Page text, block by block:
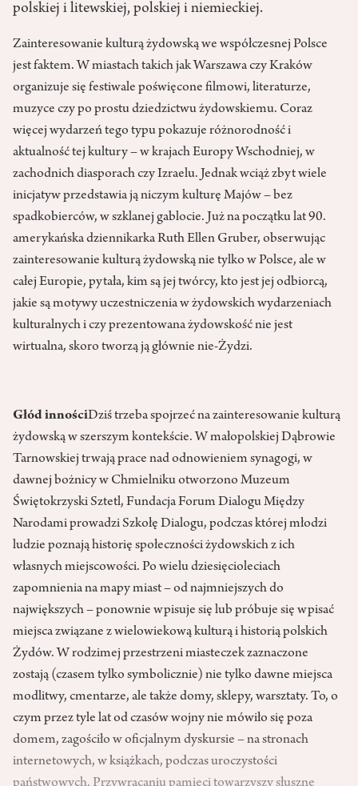
polskiej i litewskiej, polskiej i niemieckiej.
Zainteresowanie kulturą żydowską we współczesnej Polsce
jest faktem. W miastach takich jak Warszawa czy Kraków
organizuje się festiwale poświęcone filmowi, literaturze,
muzyce czy po prostu dziedzictwu żydowskiemu. Coraz
więcej wydarzeń tego typu pokazuje różnorodność i
aktualność tej kultury – w krajach Europy Wschodniej, w
zachodnich diasporach czy Izraelu. Jednak wciąż zbyt wiele
inicjatyw przedstawia ją niczym kulturę Majów – bez
spadkobierców, w szklanej gablocie. Już na początku lat 90.
amerykańska dziennikarka Ruth Ellen Gruber, obserwując
zainteresowanie kulturą żydowską nie tylko w Polsce, ale w
całej Europie, pytała, kim są jej twórcy, kto jest jej odbiorcą,
jakie są motywy uczestniczenia w żydowskich wydarzeniach
kulturalnych i czy prezentowana żydowskość nie jest
wirtualna, skoro tworzą ją głównie nie-Żydzi.
Głód innościDziś trzeba spojrzeć na zainteresowanie kulturą
żydowską w szerszym kontekście. W małopolskiej Dąbrowie
Tarnowskiej trwają prace nad odnowieniem synagogi, w
dawnej bożnicy w Chmielniku otworzono Muzeum
Świętokrzyski Sztetl, Fundacja Forum Dialogu Między
Narodami prowadzi Szkołę Dialogu, podczas której młodzi
ludzie poznają historię społeczności żydowskich z ich
własnych miejscowości. Po wielu dziesięcioleciach
zapomnienia na mapy miast – od najmniejszych do
największych – ponownie wpisuje się lub próbuje się wpisać
miejsca związane z wielowiekową kulturą i historią polskich
Żydów. W rodzimej przestrzeni miasteczek zaznaczone
zostają (czasem tylko symbolicznie) nie tylko dawne miejsca
modlitwy, cmentarze, ale także domy, sklepy, warsztaty. To, o
czym przez tyle lat od czasów wojny nie mówiło się poza
domem, zagościło w oficjalnym dyskursie – na stronach
internetowych, w książkach, podczas uroczystości